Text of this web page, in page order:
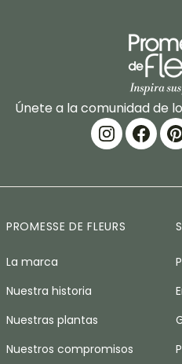
Únete a la comunidad de
PROMESSE DE FLEURS
La marca
Nuestra historia
Nuestras plantas
Nuestros compromisos